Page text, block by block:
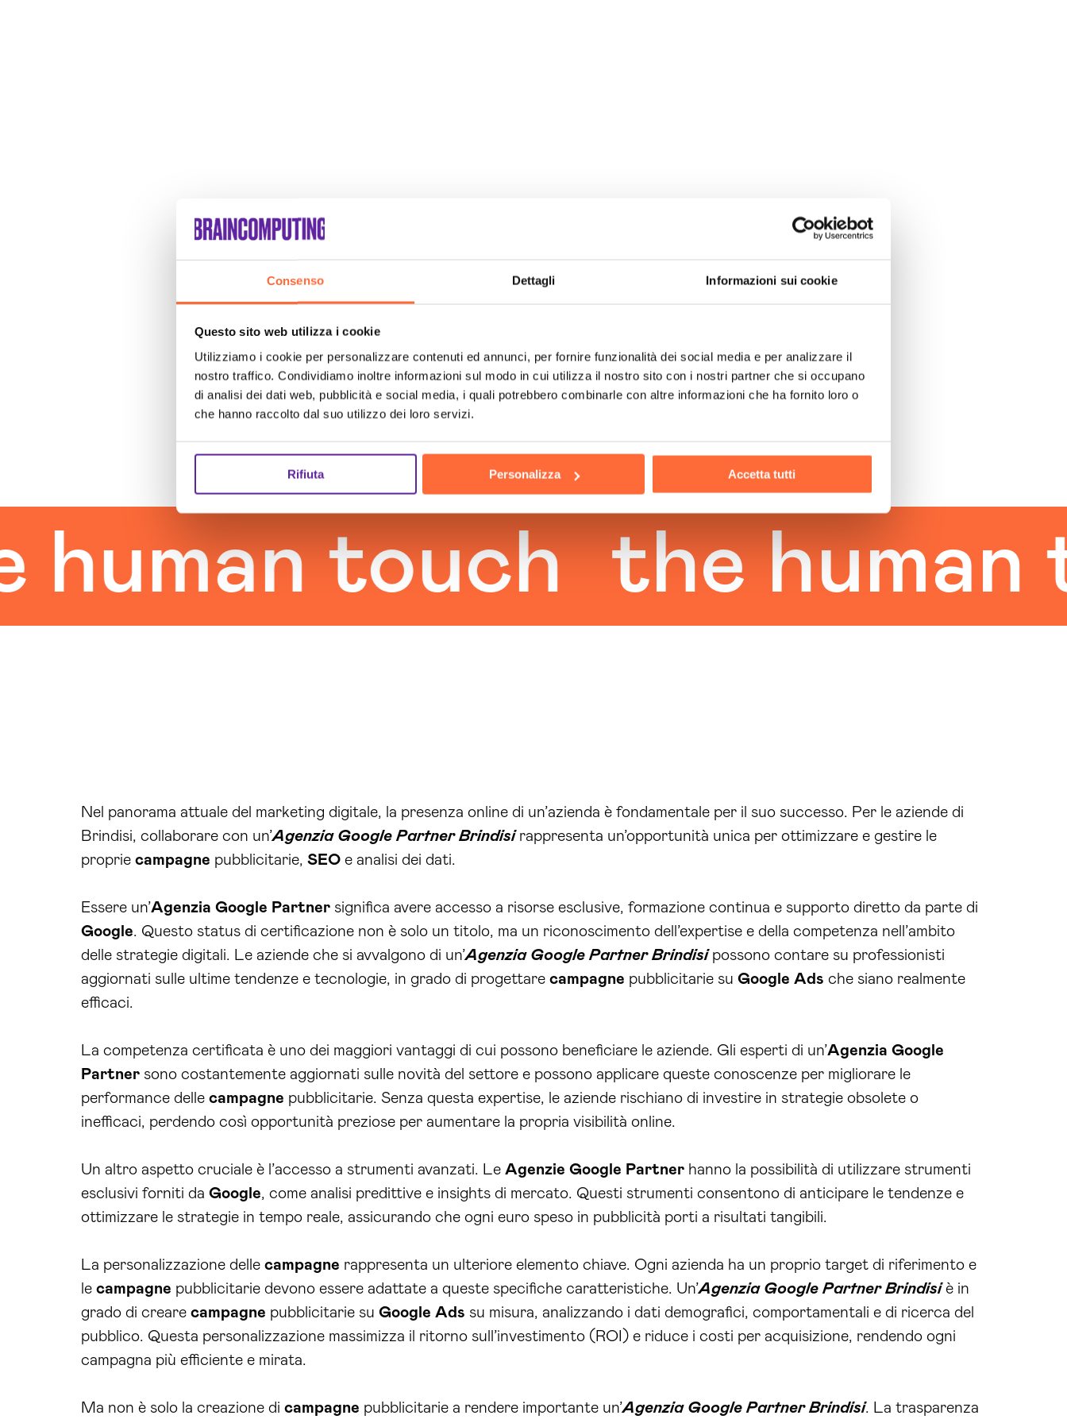
Consenso Dettagli Informazioni sui cookie
Questo sito web utilizza i cookie
Utilizziamo i cookie per personalizzare contenuti ed annunci, per fornire funzionalità dei social media e per analizzare il
nostro traffico. Condividiamo inoltre informazioni sul modo in cui utilizza il nostro sito con i nostri partner che si occupano
di analisi dei dati web, pubblicità e social media, i quali potrebbero combinarle con altre informazioni che ha fornito loro o
che hanno raccolto dal suo utilizzo dei loro servizi.
Rifiuta Personalizza Accetta tutti
touch the human
Nel panorama attuale del marketing digitale, la presenza online di un’azienda è fondamentale per il suo successo. Per le aziende di
Brindisi, collaborare con un’Agenzia Google Partner Brindisirappresenta un’opportunità unica per ottimizzare e gestire le
proprie campagne pubblicitarie, SEO e analisi dei dati.
Essere un’Agenzia Google Partner significa avere accesso a risorse esclusive, formazione continua e supporto diretto da parte di
Google. Questo status di certificazione non è solo un titolo, ma un riconoscimento dell’expertise e della competenza nell’ambito
delle strategie digitali. Le aziende che si avvalgono di un’Agenzia Google Partner Brindisipossono contare su professionisti
aggiornati sulle ultime tendenze e tecnologie, in grado di progettare campagne pubblicitarie su Google Ads che siano realmente
efficaci.
La competenza certificata è uno dei maggiori vantaggi di cui possono beneficiare le aziende. Gli esperti di un’Agenzia Google
Partner sono costantemente aggiornati sulle novità del settore e possono applicare queste conoscenze per migliorare le
performance delle campagne pubblicitarie. Senza questa expertise, le aziende rischiano di investire in strategie obsolete o
inefficaci, perdendo così opportunità preziose per aumentare la propria visibilità online.
Un altro aspetto cruciale è l’accesso a strumenti avanzati. Le Agenzie Google Partner hanno la possibilità di utilizzare strumenti
esclusivi forniti da Google, come analisi predittive e insights di mercato. Questi strumenti consentono di anticipare le tendenze e
ottimizzare le strategie in tempo reale, assicurando che ogni euro speso in pubblicità porti a risultati tangibili.
La personalizzazione delle campagne rappresenta un ulteriore elemento chiave. Ogni azienda ha un proprio target di riferimento e
le campagne pubblicitarie devono essere adattate a queste specifiche caratteristiche. Un’Agenzia Google Partner Brindisiè in
grado di creare campagne pubblicitarie su Google Ads su misura, analizzando i dati demografici, comportamentali e di ricerca del
pubblico. Questa personalizzazione massimizza il ritorno sull’investimento (ROI) e riduce i costi per acquisizione, rendendo ogni
campagna più efficiente e mirata.
Ma non è solo la creazione di campagne pubblicitarie a rendere importante un’Agenzia Google Partner Brindisi. La trasparenza